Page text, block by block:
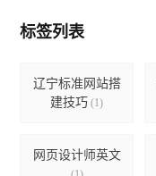
标签列表
辽宁标准网站搭
建技巧 (1)
网页设计师英文